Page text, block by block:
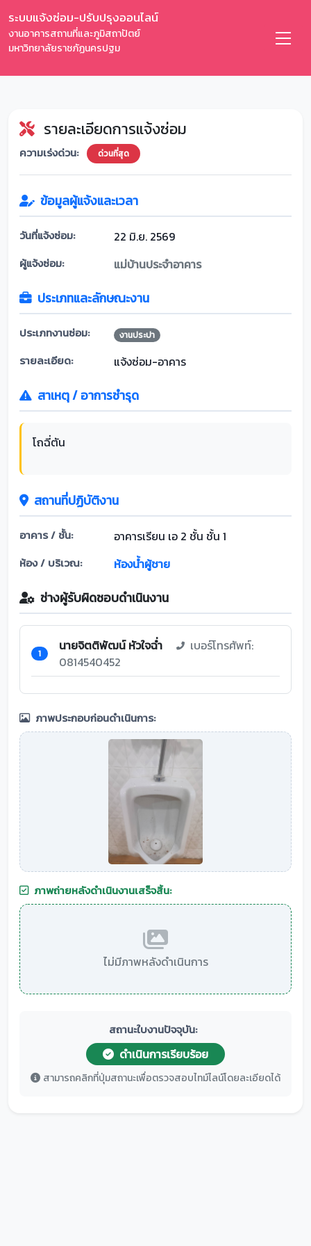
ระบบแจ้งซ่อม-ปรับปรุงออนไลน์
งานอาคารสถานที่และภูมิสถาปัตย์
มหาวิทยาลัยราชภัฏนครปฐม
รายละเอียดการแจ้งซ่อม
ความเร่งด่วน: ด่วนที่สุด
ข้อมูลผู้แจ้งและเวลา
วันที่แจ้งซ่อม: 22 มิ.ย. 2569
ผู้แจ้งซ่อม: แม่บ้านประจำอาคาร
ประเภทและลักษณะงาน
ประเภทงานซ่อม: งานประปา
รายละเอียด: แจ้งซ่อม-อาคาร
สาเหตุ / อาการชำรุด
โถฉี่ตัน
สถานที่ปฏิบัติงาน
อาคาร / ชั้น: อาคารเรียน เอ 2 ชั้น ชั้น 1
ห้อง / บริเวณ: ห้องน้ำผู้ชาย
ช่างผู้รับผิดชอบดำเนินงาน
1 นายจิตติพัฒน์ หัวใจฉ่ำ
เบอร์โทรศัพท์:
0814540452
ภาพประกอบก่อนดำเนินการ:
ภาพถ่ายหลังดำเนินงานเสร็จสิ้น:
ไม่มีภาพหลังดำเนินการ
สถานะใบงานปัจจุบัน:
ดำเนินการเรียบร้อย
สามารถคลิกที่ปุ่มสถานะเพื่อตรวจสอบไทม์ไลน์โดยละเอียดได้